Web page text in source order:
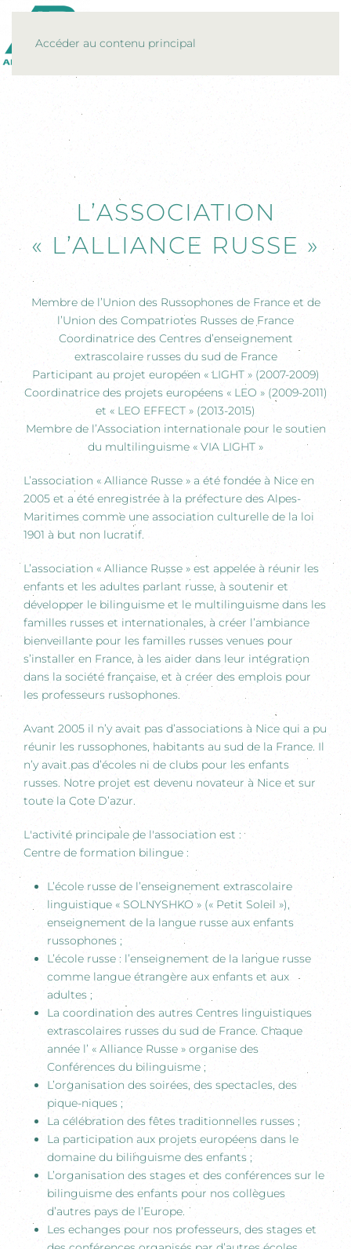
Accéder au contenu principal
L’ASSOCIATION
« L’ALLIANCE RUSSE »
Membre de l’Union des Russophones de France et de
l’Union des Compatriotes Russes de France
Coordinatrice des Centres d’enseignement
extrascolaire russes du sud de France
Participant au projet européen « LIGHT » (2007-2009)
Coordinatrice des projets européens « LEO » (2009-2011)
et « LEO EFFECT » (2013-2015)
Membre de l’Association internationale pour le soutien
du multilinguisme « VIA LIGHT »
L’association « Alliance Russe » a été fondée à Nice en
2005 et a été enregistrée à la préfecture des Alpes-
Maritimes comme une association culturelle de la loi
1901 à but non lucratif.
L’association « Alliance Russe » est appelée à réunir les
enfants et les adultes parlant russe, à soutenir et
développer le bilinguisme et le multilinguisme dans les
familles russes et internationales, à créer l’ambiance
bienveillante pour les familles russes venues pour
s’installer en France, à les aider dans leur intégration
dans la société française, et à créer des emplois pour
les professeurs russophones.
Avant 2005 il n’y avait pas d’associations à Nice qui a pu
réunir les russophones, habitants au sud de la France. Il
n’y avait pas d’écoles ni de clubs pour les enfants
russes. Notre projet est devenu novateur à Nice et sur
toute la Cote D’azur.
L'activité principale de l'association est :
Centre de formation bilingue :
L’école russe de l’enseignement extrascolaire
linguistique « SOLNYSHKO » (« Petit Soleil »),
enseignement de la langue russe aux enfants
russophones ;
L’école russe : l’enseignement de la langue russe
comme langue étrangère aux enfants et aux
adultes ;
La coordination des autres Centres linguistiques
extrascolaires russes du sud de France. Chaque
année l’ « Alliance Russe » organise des
Conférences du bilinguisme ;
L’organisation des soirées, des spectacles, des
pique-niques ;
La célébration des fêtes traditionnelles russes ;
La participation aux projets européens dans le
domaine du bilinguisme des enfants ;
L’organisation des stages et des conférences sur le
bilinguisme des enfants pour nos collègues
d’autres pays de l’Europe.
Les echanges pour nos professeurs, des stages et